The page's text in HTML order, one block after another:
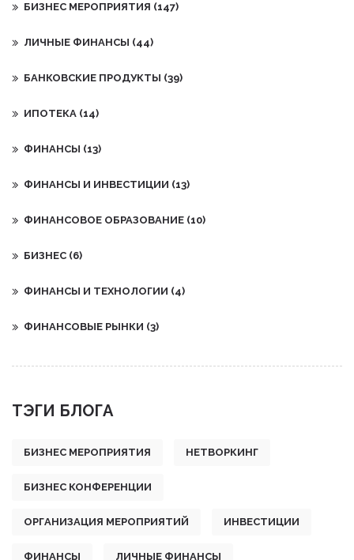
БИЗНЕС МЕРОПРИЯТИЯ (147)
ЛИЧНЫЕ ФИНАНСЫ (44)
БАНКОВСКИЕ ПРОДУКТЫ (39)
ИПОТЕКА (14)
ФИНАНСЫ (13)
ФИНАНСЫ И ИНВЕСТИЦИИ (13)
ФИНАНСОВОЕ ОБРАЗОВАНИЕ (10)
БИЗНЕС (6)
ФИНАНСЫ И ТЕХНОЛОГИИ (4)
ФИНАНСОВЫЕ РЫНКИ (3)
ТЭГИ БЛОГА
БИЗНЕС МЕРОПРИЯТИЯ НЕТВОРКИНГ
БИЗНЕС КОНФЕРЕНЦИИ
ОРГАНИЗАЦИЯ МЕРОПРИЯТИЙ ИНВЕСТИЦИИ
ФИНАНСЫ ЛИЧНЫЕ ФИНАНСЫ